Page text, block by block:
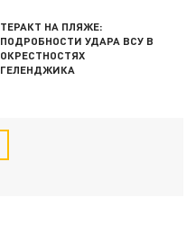
ТЕРАКТ НА ПЛЯЖЕ:
ПОДРОБНОСТИ УДАРА ВСУ В
ОКРЕСТНОСТЯХ
ГЕЛЕНДЖИКА